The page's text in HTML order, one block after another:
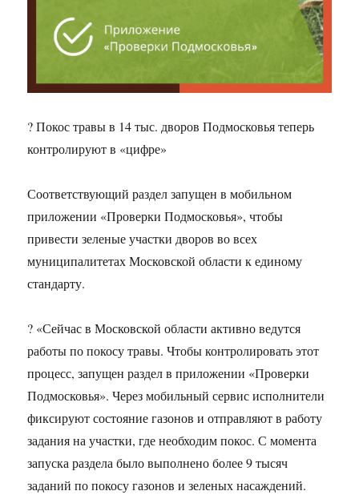
? Покос травы в 14 тыс. дворов Подмосковья теперь
контролируют в «цифре»
Соответствующий раздел запущен в мобильном
приложении «Проверки Подмосковья», чтобы
привести зеленые участки дворов во всех
муниципалитетах Московской области к единому
стандарту.
? «Сейчас в Московской области активно ведутся
работы по покосу травы. Чтобы контролировать этот
процесс, запущен раздел в приложении «Проверки
Подмосковья». Через мобильный сервис исполнители
фиксируют состояние газонов и отправляют в работу
задания на участки, где необходим покос. С момента
запуска раздела было выполнено более 9 тысяч
заданий по покосу газонов и зеленых насаждений.